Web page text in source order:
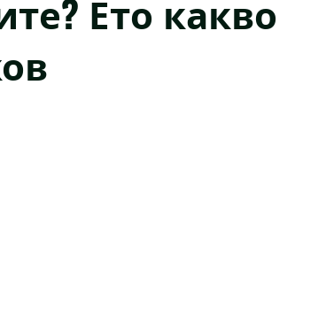
Ето какво